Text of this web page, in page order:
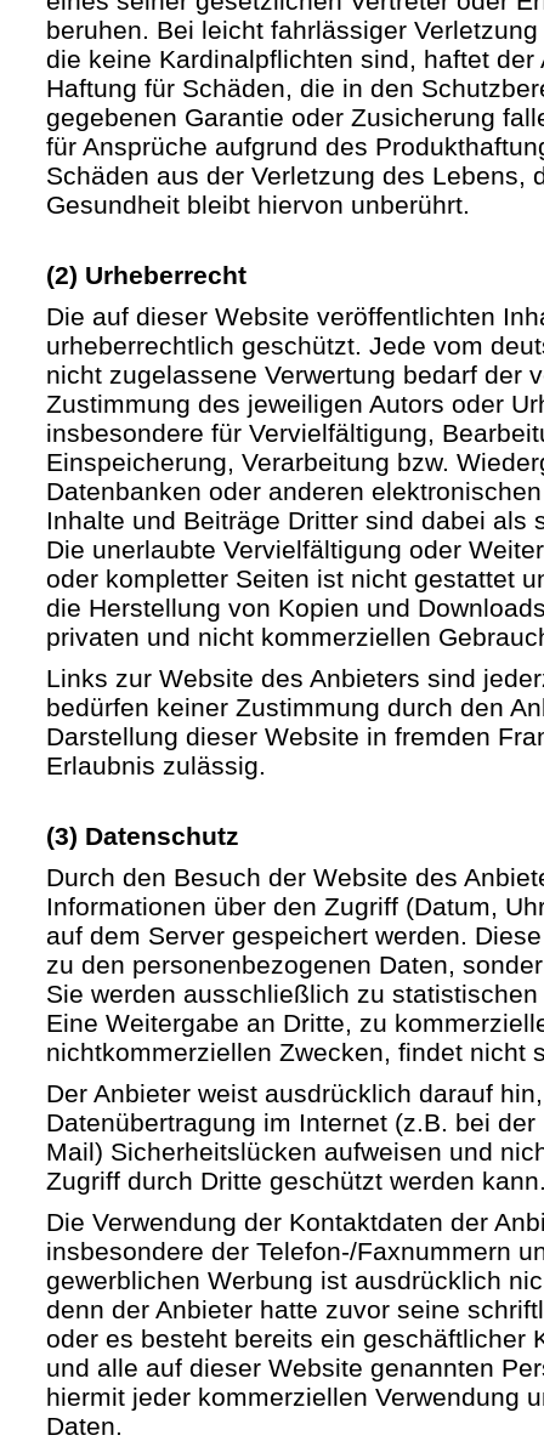
beruhen. Bei leicht fahrlässiger
die keine Kardinalpflichten sind, haftet der
Haftung für Schäden, die in den
gegebenen Garantie oder Zusicherung
für Ansprüche aufgrund des
Schäden aus der Verletzung des Lebens,
Gesundheit bleibt hiervon unberührt.
(2) Urheberrecht
Die auf dieser Website veröffentlichten
urheberrechtlich geschützt. Jede vom
nicht zugelassene Verwertung bedarf der
Zustimmung des jeweiligen Autors oder
insbesondere für Vervielfältigung,
Einspeicherung, Verarbeitung bzw.
Datenbanken oder anderen
Inhalte und Beiträge Dritter sind dabei als
Die unerlaubte Vervielfältigung oder
oder kompletter Seiten ist nicht gestattet
die Herstellung von Kopien und
privaten und nicht kommerziellen
Links zur Website des Anbieters sind
bedürfen keiner Zustimmung durch den
Darstellung dieser Website in fremden
Erlaubnis zulässig.
(3) Datenschutz
Durch den Besuch der Website des
Informationen über den Zugriff (Datum,
auf dem Server gespeichert werden.
zu den personenbezogenen Daten,
Sie werden ausschließlich zu
Eine Weitergabe an Dritte, zu
nichtkommerziellen Zwecken, findet nicht
Der Anbieter weist ausdrücklich darauf
Datenübertragung im Internet (z.B. bei
Mail) Sicherheitslücken aufweisen und
Zugriff durch Dritte geschützt werden
Die Verwendung der Kontaktdaten der
insbesondere der Telefon-/Faxnummern
gewerblichen Werbung ist ausdrücklich
denn der Anbieter hatte zuvor seine
oder es besteht bereits ein geschäftlicher
und alle auf dieser Website genannten
hiermit jeder kommerziellen Verwendung
Daten.